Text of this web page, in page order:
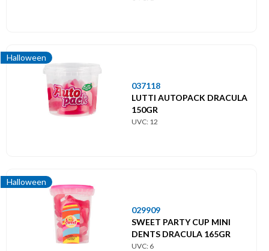
Halloween
037118
LUTTI AUTOPACK DRACULA
150GR
UVC: 12
Halloween
029909
SWEET PARTY CUP MINI
DENTS DRACULA 165GR
UVC: 6